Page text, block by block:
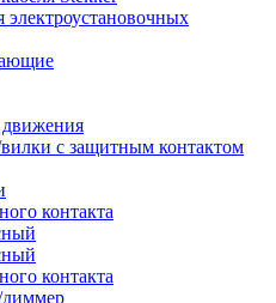
движения
с защитным контактом
контакта
контакта